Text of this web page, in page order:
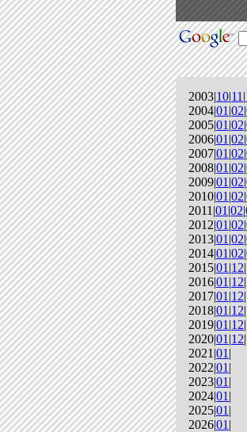
2003|10|11 |
2004|01 |02|
2005|01 |02|
2006|01 |02|
2007|01 |02|
2008|01 |02|
2009|01 |02|
2010|01 |02|
2011|01 |02|
2012|01 |02|
2013|01 |02|
2014|01 |02|
2015|01 |12|
2016|01 |12|
2017|01 |12|
2018|01 |12|
2019|01 |12|
2020|01 |12|
2021|01 |
2022|01 |
2023|01 |
2024|01 |
2025|01 |
2026|01 |